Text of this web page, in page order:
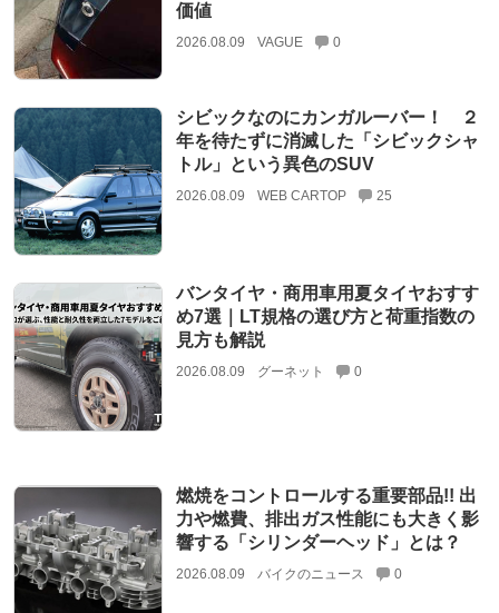
価値
2026.08.09 VAGUE 0
シビックなのにカンガルーバー！ ２
年を待たずに消滅した「シビックシャ
トル」という異色のSUV
2026.08.09 WEB CARTOP 25
バンタイヤ・商用車用夏タイヤおすす
め7選｜LT規格の選び方と荷重指数の
見方も解説
2026.08.09 グーネット 0
燃焼をコントロールする重要部品!! 出
力や燃費、排出ガス性能にも大きく影
響する「シリンダーヘッド」とは？
2026.08.09 バイクのニュース 0